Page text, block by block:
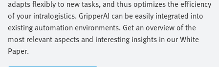
adapts flexibly to new tasks, and thus optimizes the efficiency
of your intralogistics. GripperAI can be easily integrated into
existing automation environments. Get an overview of the
most relevant aspects and interesting insights in our White
Paper.​